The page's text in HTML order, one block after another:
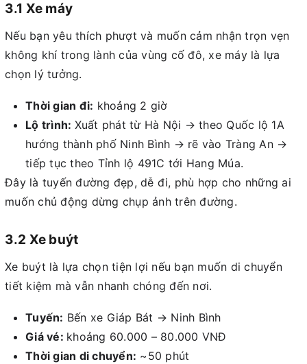
3.1 Xe máy
Nếu bạn yêu thích phượt và muốn cảm nhận trọn vẹn
không khí trong lành của vùng cố đô, xe máy là lựa
chọn lý tưởng.
Thời gian đi: khoảng 2 giờ
Lộ trình: Xuất phát từ Hà Nội → theo Quốc lộ 1A
hướng thành phố Ninh Bình → rẽ vào Tràng An →
tiếp tục theo Tỉnh lộ 491C tới Hang Múa.
Đây là tuyến đường đẹp, dễ đi, phù hợp cho những ai
muốn chủ động dừng chụp ảnh trên đường.
3.2 Xe buýt
Xe buýt là lựa chọn tiện lợi nếu bạn muốn di chuyển
tiết kiệm mà vẫn nhanh chóng đến nơi.
Tuyến: Bến xe Giáp Bát → Ninh Bình
Giá vé: khoảng 60.000 – 80.000 VNĐ
Thời gian di chuyển: ~50 phút